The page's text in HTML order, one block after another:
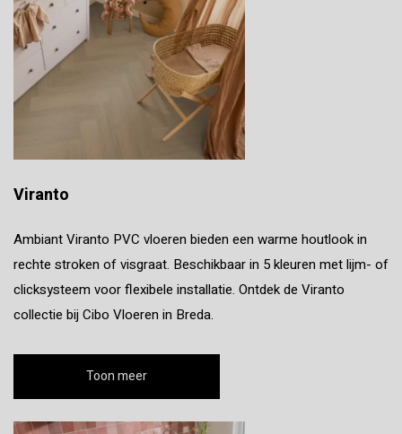
Viranto
Ambiant Viranto PVC vloeren bieden een warme houtlook in
rechte stroken of visgraat. Beschikbaar in 5 kleuren met lijm- of
clicksysteem voor flexibele installatie. Ontdek de Viranto
collectie bij Cibo Vloeren in Breda.
Toon meer